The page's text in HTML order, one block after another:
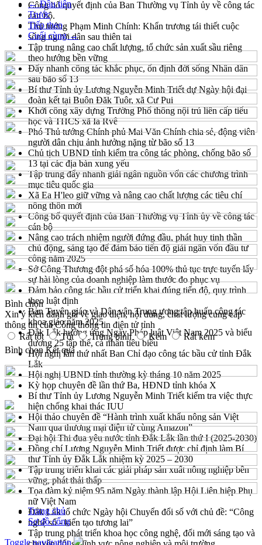
Công bố quyết định của Ban Thường vụ Tỉnh ủy về công tác
cán bộ.
Thủ tướng Phạm Minh Chính: Khẩn trương tái thiết cuộc
sống người dân sau thiên tai
Tập trung nâng cao chất lượng, tổ chức sản xuất sầu riêng
theo hướng bền vững
Đẩy nhanh công tác khắc phục, ổn định đời sống Nhân dân
sau bão số 13
Bí thư Tỉnh ủy Lương Nguyễn Minh Triết dự Ngày hội đại
đoàn kết tại Buôn Đăk Tuôr, xã Cư Pui
Khởi công xây dựng Trường Phổ thông nội trú liên cấp tiểu
học và THCS xã Ia Rvê
Phó Thủ tướng Chính phủ Mai Văn Chính chia sẻ, động viên
người dân chịu ảnh hưởng nặng từ bão số 13
Chủ tịch UBND tỉnh kiểm tra công tác phòng, chống bão số
13 tại các địa bàn xung yếu
Tập trung đẩy nhanh giải ngân nguồn vốn các chương trình
mục tiêu quốc gia
Xã Ea H'leo giữ vững và nâng cao chất lượng các tiêu chí
nông thôn mới
Công bố quyết định của Ban Thường vụ Tỉnh ủy về công tác
cán bộ
Nâng cao trách nhiệm người đứng đầu, phát huy tinh thần
chủ động, sáng tạo để đảm bảo tiến độ giải ngân vốn đầu tư
công năm 2025
Sở Công Thương đột phá số hóa 100% thủ tục trực tuyến lấy
sự hài lòng của doanh nghiệp làm thước đo phục vụ
Đảm bảo công tác bầu cử triển khai đúng tiến độ, quy trình
theo luật định
Ban Tuyên giáo và Dân vận Trung ương tập huấn công tác
khoa giáo năm 2025
Đắk Lắk hưởng ứng Ngày Pháp luật Việt Nam 2025 và biểu
dương 25 tập thể, cá nhân tiêu biểu
Hội nghị lần thứ nhất Ban Chỉ đạo công tác bầu cử tỉnh Đắk
Lắk
Hội nghị UBND tỉnh thường kỳ tháng 10 năm 2025
Kỳ họp chuyên đề lần thứ Ba, HĐND tỉnh khóa X
Bí thư Tỉnh ủy Lương Nguyễn Minh Triết kiểm tra việc thực
hiện chống khai thác IUU
Hội thảo chuyên đề “Hành trình xuất khẩu nông sản Việt
Nam qua thương mại điện tử cùng Amazon”
Đại hội Thi đua yêu nước tỉnh Đắk Lắk lần thứ I (2025-2030)
Đồng chí Lương Nguyễn Minh Triết được chỉ định làm Bí
thư Tỉnh ủy Đắk Lắk nhiệm kỳ 2025 – 2030
Tập trung triển khai các giải pháp sản xuất nông nghiệp bền
vững, phát thải thấp
Tọa đàm kỷ niệm 95 năm Ngày thành lập Hội Liên hiệp Phụ
nữ Việt Nam
Đắk Lắk tổ chức Ngày hội Chuyển đổi số với chủ đề: “Công
nghệ số - kiến tạo tương lai”
Tập trung phát triển khoa học công nghệ, đổi mới sáng tạo và
← Đầu tiên
Trước
Tiếp theo
Cuối cùng →
Bình chọn
Xin ý kiến đánh giá về giao diện, nội dung, chất lượng cung cấp
thông tin của Cổng thông tin điện tử tỉnh
Rất tốt
Tốt Trung bình Kém
Rất kém
Bình chọnKết quả
Trang chủ
Sơ đồ cổng
Toggle navigation